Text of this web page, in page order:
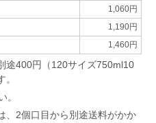
1,060円
1,190円
1,460円
途400円（120サイズ750ml10
。
、2個口目から別途送料がかか